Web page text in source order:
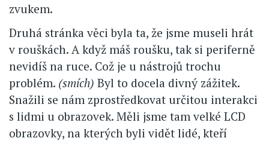
zvukem.
Druhá stránka věci byla ta, že jsme museli hrát
v rouškách. A když máš roušku, tak si periferně
nevidíš na ruce. Což je u nástrojů trochu
problém. (smích) Byl to docela divný zážitek.
Snažili se nám zprostředkovat určitou interakci
s lidmi u obrazovek. Měli jsme tam velké LCD
obrazovky, na kterých byli vidět lidé, kteří